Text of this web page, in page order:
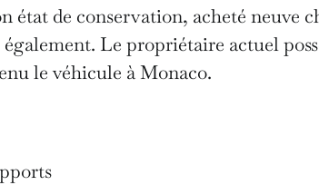
état de conservation, acheté neuve
Le propriétaire actuel
le véhicule à Monaco.